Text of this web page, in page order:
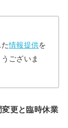
た情報提供を
ございま
更と臨時休業